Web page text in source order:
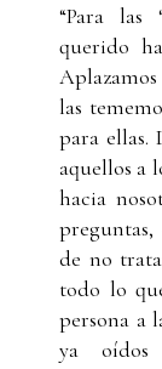
“Para las
querido
las
para ellas.
aquellos a
hacia
preguntas,
de no
todo lo
persona a
ya oídos